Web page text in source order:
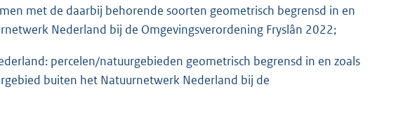
met de daarbij behorende soorten geometrisch begrensd in en
Nederland bij de Omgevingsverordening Fryslân 2022;
percelen/natuurgebieden geometrisch begrensd in en zoals
buiten het Natuurnetwerk Nederland bij de